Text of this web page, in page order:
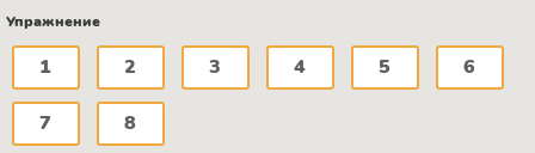
Упражнение
1 2 3 4 5 6
7 8